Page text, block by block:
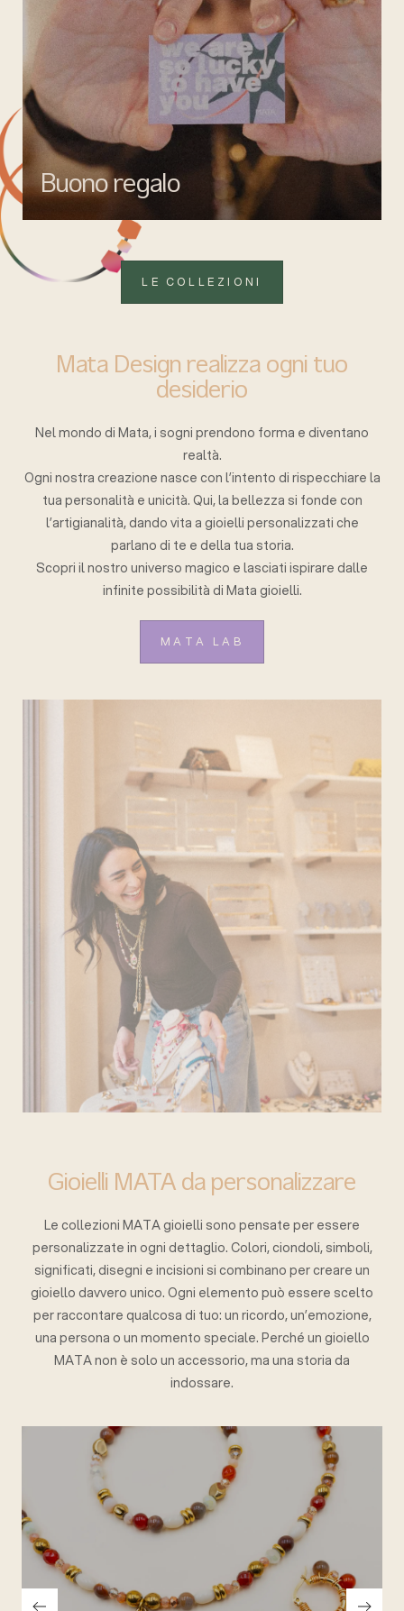
Buono regalo
Quando vuoi fare un regalo firmato Mata gioielli, ma lasciare la
libertà di scegliere ciò che più rappresenta.
LE COLLEZIONI
Mata Design realizza ogni tuo
desiderio
Nel mondo di Mata, i sogni prendono forma e diventano
realtà.
Ogni nostra creazione nasce con l’intento di rispecchiare la
tua personalità e unicità. Qui, la bellezza si fonde con
l’artigianalità, dando vita a gioielli personalizzati che
parlano di te e della tua storia.
Scopri il nostro universo magico e lasciati ispirare dalle
infinite possibilità di Mata gioielli.
MATA LAB
BARI
Gioielli MATA da personalizzare
Le collezioni MATA gioielli sono pensate per essere
personalizzate in ogni dettaglio. Colori, ciondoli, simboli,
significati, disegni e incisioni si combinano per creare un
gioiello davvero unico. Ogni elemento può essere scelto
per raccontare qualcosa di tuo: un ricordo, un’emozione,
una persona o un momento speciale. Perché un gioiello
MATA non è solo un accessorio, ma una storia da
indossare.